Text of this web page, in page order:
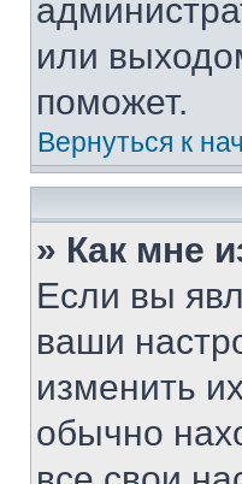
или
поможет.
Вернуться к
» Как мне
Если вы
ваши
изменить
обычно